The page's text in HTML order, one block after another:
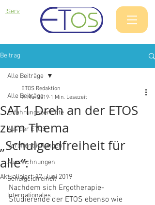
IServ
Beitrag
Alle Beiträge
Erfahrungsberichte
Aus der ETOS
Veröffentlichungen
Auszeichnungen
Schulgeldfreiheit
Internationales
Alle Beiträge
SAT 1 Dreh an der ETOS
zum Thema
„Schulgeldfreiheit für
alle“:
ETOS Redaktion
9. Mai 2019 1 Min. Lesezeit
Aktualisiert:17. Juni 2019
Nachdem sich Ergotherapie-
Studierende der ETOS ebenso wie